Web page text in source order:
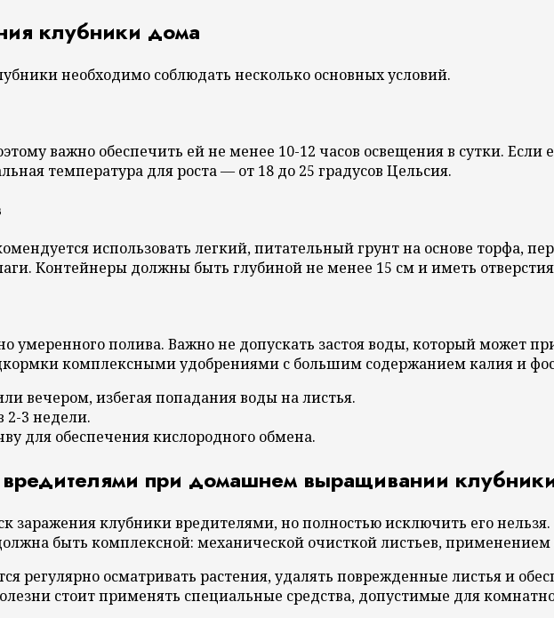
клубники дома
необходимо соблюдать несколько основных условий.
важно обеспечить ей не менее 10-12 часов освещения в сутки. Если
температура для роста — от 18 до 25 градусов Цельсия.
использовать легкий, питательный грунт на основе торфа,
Контейнеры должны быть глубиной не менее 15 см и иметь
умеренного полива. Важно не допускать застоя воды, который может
комплексными удобрениями с большим содержанием калия и
вечером, избегая попадания воды на листья.
2-3 недели.
для обеспечения кислородного обмена.
при домашнем выращивании
заражения клубники вредителями, но полностью исключить его
быть комплексной: механической очисткой листьев,
регулярно осматривать растения, удалять поврежденные листья и
стоит применять специальные средства, допустимые для